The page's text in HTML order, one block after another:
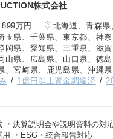
株式会社
万円
北海道、青森
玉県、千葉県、東京都、神
岡県、愛知県、三重県、滋
山県、広島県、山口県、徳
、宮崎県、鹿児島県、沖縄県
1億円以上資金調達済
・決算説明会や説明資料の対
用 ・ESG・統合報告対応